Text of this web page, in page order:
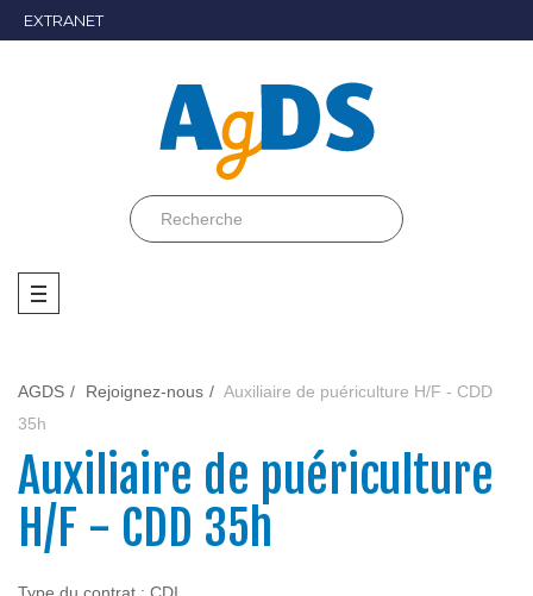
EXTRANET
AGDS Rejoignez-nous
Auxiliaire de puériculture H/F - CDD
35h
Auxiliaire de puériculture
H/F - CDD 35h